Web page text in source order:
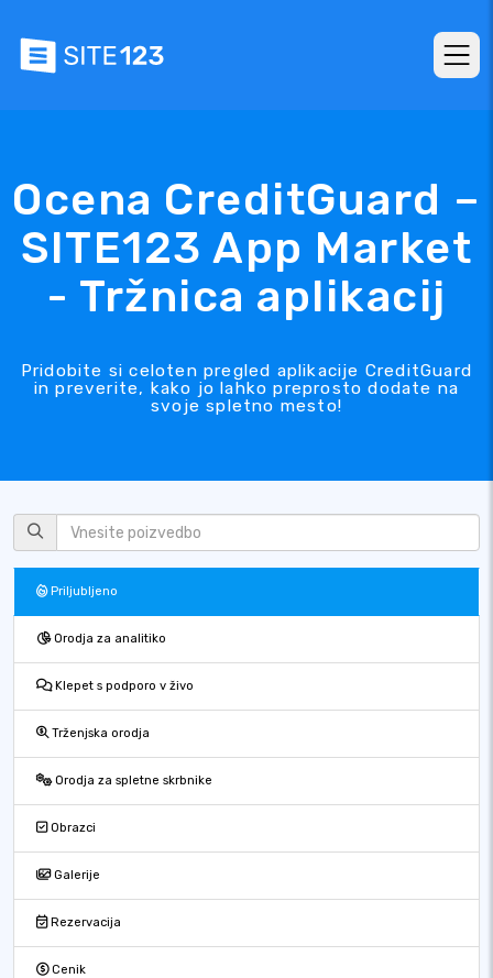
Ocena CreditGuard –
SITE123 App Market
- Tržnica aplikacij
Pridobite si celoten pregled aplikacije CreditGuard
in preverite, kako jo lahko preprosto dodate na
svoje spletno mesto!
Priljubljeno
Orodja za analitiko
Klepet s podporo v živo
Trženjska orodja
Orodja za spletne skrbnike
Obrazci
Galerije
Rezervacija
Cenik